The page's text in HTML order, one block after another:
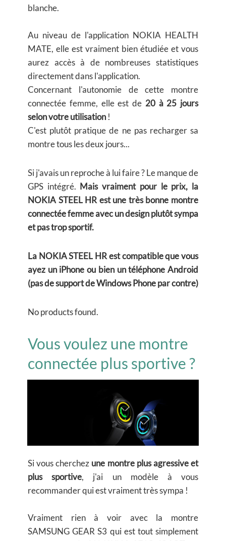
blanche.
Au niveau de l'application NOKIA HEALTH
MATE, elle est vraiment bien étudiée et vous
aurez accès à de nombreuses statistiques
directement dans l'application.
Concernant l'autonomie de cette montre
connectée femme, elle est de 20 à 25 jours
selon votre utilisation !
C'est plutôt pratique de ne pas recharger sa
montre tous les deux jours...
Si j'avais un reproche à lui faire ? Le manque de
GPS intégré. Mais vraiment pour le prix, la
NOKIA STEEL HR est une très bonne montre
connectée femme avec un design plutôt sympa
et pas trop sportif.
La NOKIA STEEL HR est compatible que vous
ayez un iPhone ou bien un téléphone Android
(pas de support de Windows Phone par contre)
No products found.
Vous voulez une montre
connectée plus sportive ?
Si vous cherchez une montre plus agressive et
plus sportive, j'ai un modèle à vous
recommander qui est vraiment très sympa !
Vraiment rien à voir avec la montre
SAMSUNG GEAR S3 qui est tout simplement